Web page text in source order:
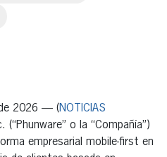
2026 — (NOTICIAS
o la “Compañía”)
empresarial mobile-first en